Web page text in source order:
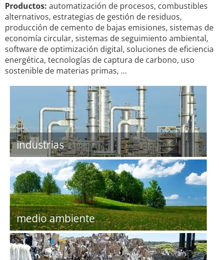
Productos: automatización de procesos, combustibles
alternativos, estrategias de gestión de residuos,
producción de cemento de bajas emisiones, sistemas de
economía circular, sistemas de seguimiento ambiental,
software de optimización digital, soluciones de eficiencia
energética, tecnologías de captura de carbono, uso
sostenible de materias primas, …
industrias
medio ambiente